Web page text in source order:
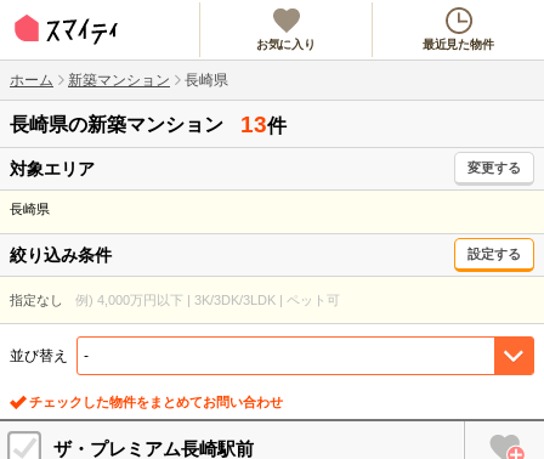
お気に入り 最近見た物件
ホーム 新築マンション 長崎県
長崎県の新築マンション 13件
対象エリア 変更する
長崎県
絞り込み条件 設定する
指定なし 例) 4,000万円以下 | 3K/3DK/3LDK | ペット可
並び替え
チェックした物件をまとめてお問い合わせ
ザ・プレミアム長崎駅前